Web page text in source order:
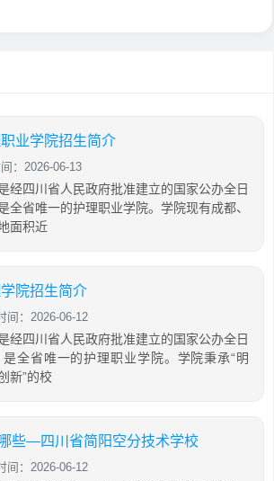
业学院招生简介
：2026-06-13
经四川省人民政府批准建立的国家公办全日
全省唯一的护理职业学院。学院现有成都、
面积近
院招生简介
间：2026-06-12
经四川省人民政府批准建立的国家公办全日
全省唯一的护理职业学院。学院秉承“明
新”的校
些—四川省简阳空分技术学校
间：2026-06-12